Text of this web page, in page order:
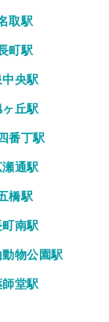
取駅
町駅
中央駅
丘駅
番丁駅
瀬通駅
橋駅
南駅
動物公園駅
堂駅